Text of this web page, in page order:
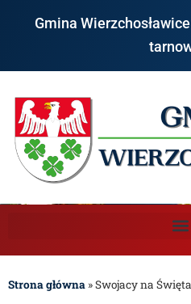
Gmina
Strona główna »Swojacy na